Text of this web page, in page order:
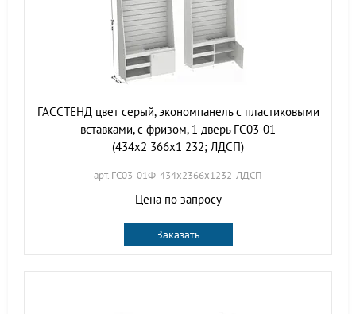
ГАССТЕНД цвет серый, экономпанель с пластиковыми
вставками, с фризом, 1 дверь ГС03-01
(434х2 366х1 232; ЛДСП)
арт. ГС03-01Ф-434х2366х1232-ЛДСП
Цена по запросу
Заказать